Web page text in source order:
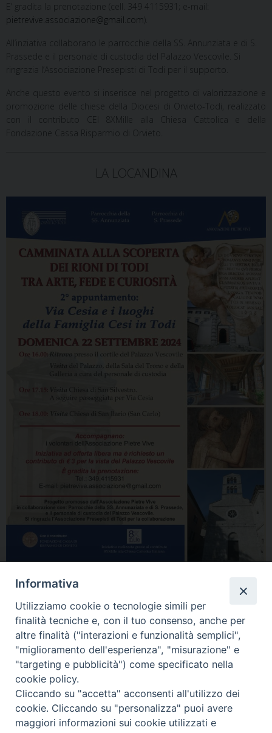
E’ gradita la prenotazione (cell. 349 4115931; e-mail:
pietrevive.associazione@gmail.com
All’inziativa collaborano le parrocchie della SS. Annunziata e di S.
Prassede e il personale di custodia del Palazzo Vescovile. Si
ringrazia l’Associazione Presepisti di Todi per il supporto.
Anche questo evento si inserisce nel progetto di valorizzazione e
promozione delle chiese della Diocesi di Orvieto-Todi, realizzato
con il contributo CEI 8XMille alla Chiesa Cattolica e della
Fondazione Cassa Risparmio di Orvieto.
LA LOCANDINA
Home Il Vescovo Diocesi Pastorale
Liturgia
Beni Culturali
Modulistica
Casa dioc. di Spagliagrano Webmail
Informativa
Utilizziamo cookie o tecnologie simili per
finalità tecniche e, con il tuo consenso, anche per
altre finalità ("interazioni e funzionalità semplici",
"miglioramento dell'esperienza", "misurazione" e
"targeting e pubblicità") come specificato nella
cookie policy.
Cliccando su "accetta" acconsenti all'utilizzo dei
cookie. Cliccando su "personalizza" puoi avere
maggiori informazioni sui cookie utilizzati e